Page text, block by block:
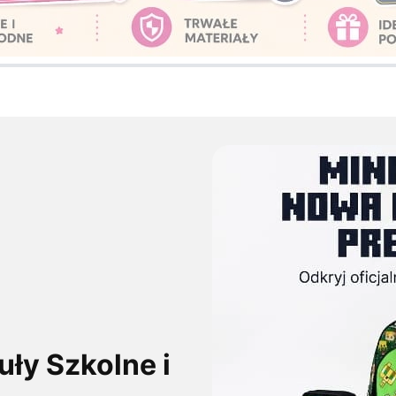
Szkolne i